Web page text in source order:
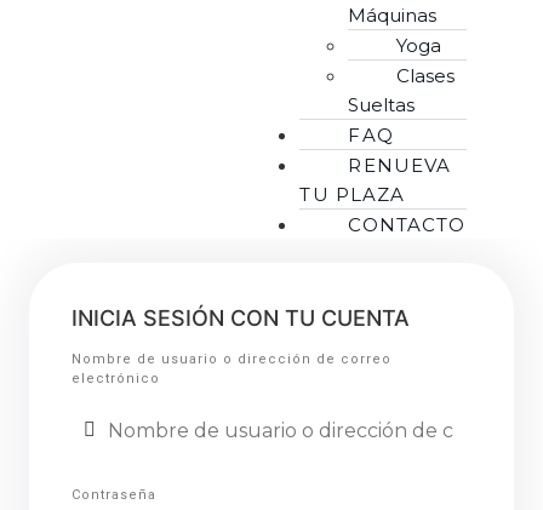
Máquinas
Yoga
Clases
Sueltas
FAQ
RENUEVA
TU PLAZA
CONTACTO
INICIA SESIÓN CON TU CUENTA
Nombre de usuario o dirección de correo
electrónico
Contraseña